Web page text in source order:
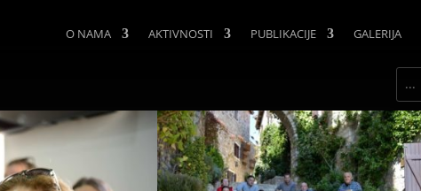
O NAMA AKTIVNOSTI PUBLIKACIJE GALERIJA